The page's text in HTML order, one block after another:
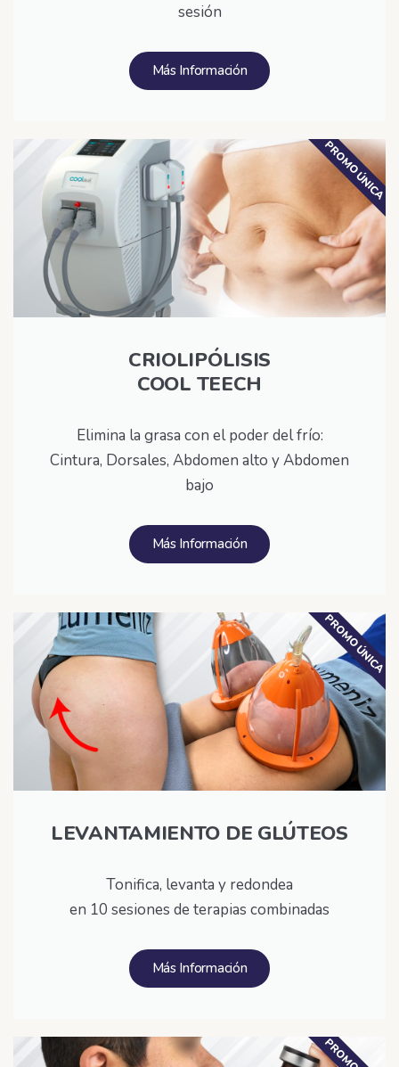
sesión
Más Información
CRIOLIPÓLISIS
COOL TEECH
Elimina la grasa con el poder del frío:
Cintura, Dorsales, Abdomen alto y Abdomen
bajo
Más Información
PROMO ÚNICA
LEVANTAMIENTO DE GLÚTEOS
Tonifica, levanta y redondea
en 10 sesiones de terapias combinadas
Más Información
PROMO ÚNICA